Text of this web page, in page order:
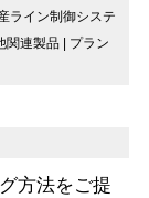
ライン制御システ
関連製品
プラン
方法をご提